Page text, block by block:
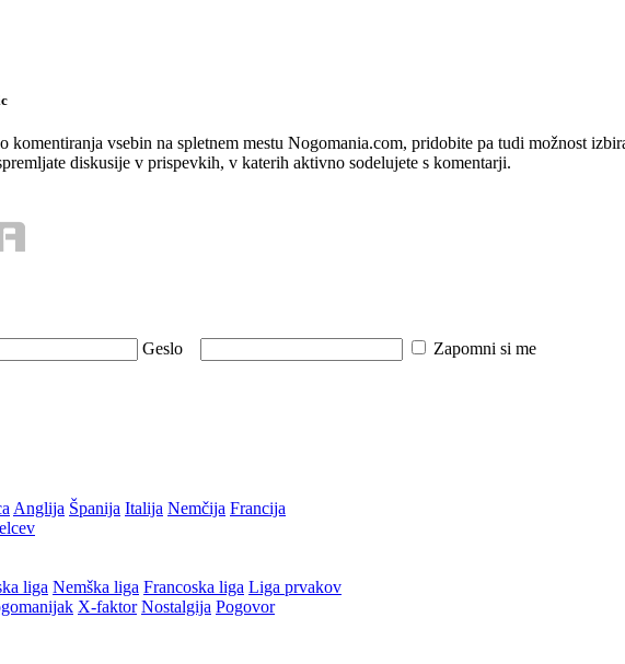
komentiranja vsebin na spletnem mestu Nogomania.com, pridobite pa tudi možnost
diskusije v prispevkih, v katerih aktivno sodelujete s komentarji.
Geslo Zapomni si me
Anglija Španija Italija Nemčija Francija
liga Nemška liga Francoska liga Liga prvakov
X-faktor Nostalgija Pogovor